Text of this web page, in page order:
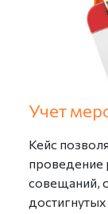
Учет
Кейс
проведение
совещаний,